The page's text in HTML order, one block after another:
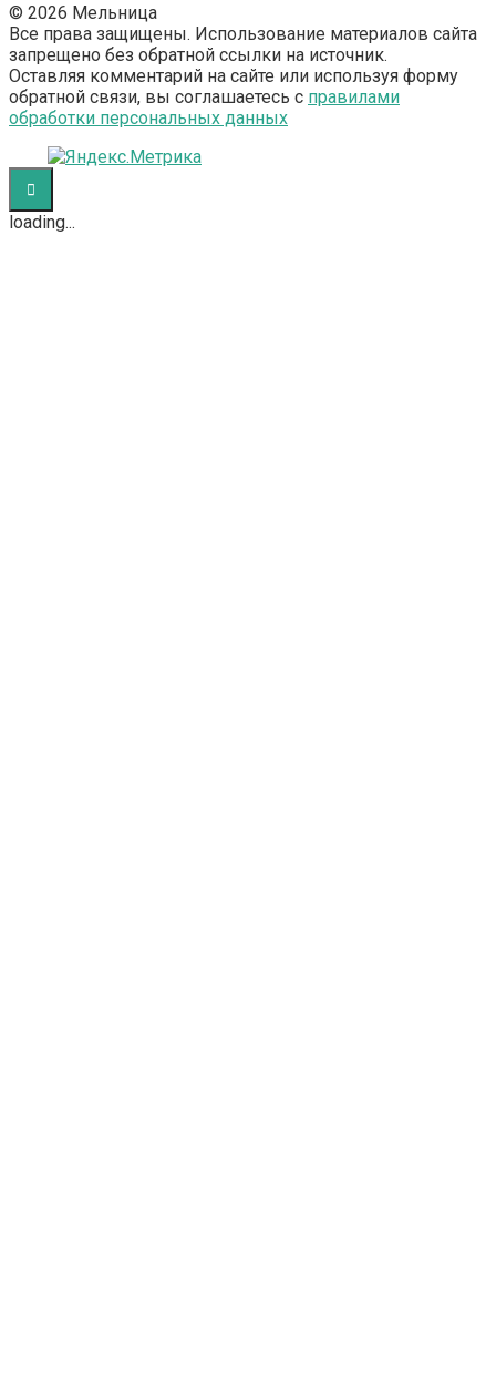
© 2026 Мельница
Все права защищены. Использование материалов сайта
запрещено без обратной ссылки на источник.
Оставляя комментарий на сайте или используя форму
обратной связи, вы соглашаетесь с правилами
обработки персональных данных
loading...